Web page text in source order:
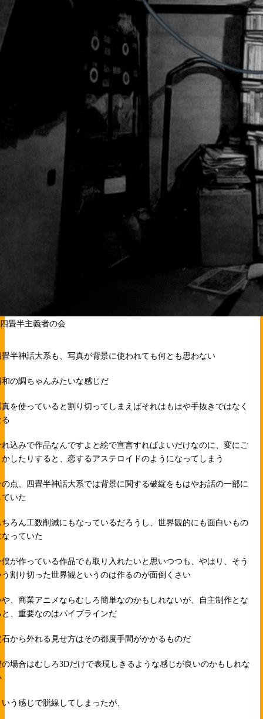
畳半主義者の会
畳半神話大系も、写真が背景に使われても何とも思わない
和の調ちゃんみたいな感じだ
真を使っていると割り切ってしまえばそれはもはや手抜きではなく
る
れ込みで作品なんですよと絵で宣言すればよいだけなのに、変にご
かしたりすると、恋するアステロイドのようになってしまう
の点、四畳半神話大系では背景に関する破綻をもはやお話の一部に
ていた
ちろん工数削減にもなっているだろうし、世界観的にも面白いもの
なっていた
僕が作っている作品でも取り入れたいと思いつつも、やはり、そう
う割り切った世界観というのは作るのが面倒くさい
や、商業アニメならむしろ簡単なのかもしれないが、自主制作とな
と、重要なのはパイプラインだ
石から外れる見せ方はその都度手間がかかるものだ
の場合はむしろ3Dだけで表現しきるような感じが良いのかもしれな
いう感じで脱線してしまったが、